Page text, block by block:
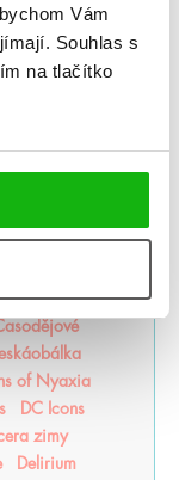
Vám
Souhlas s
na tlačítko
Arcana
analýzy
v říši zombií
je dřina
Hodiny
of Nyaxia
DC Icons
zimy
Delirium